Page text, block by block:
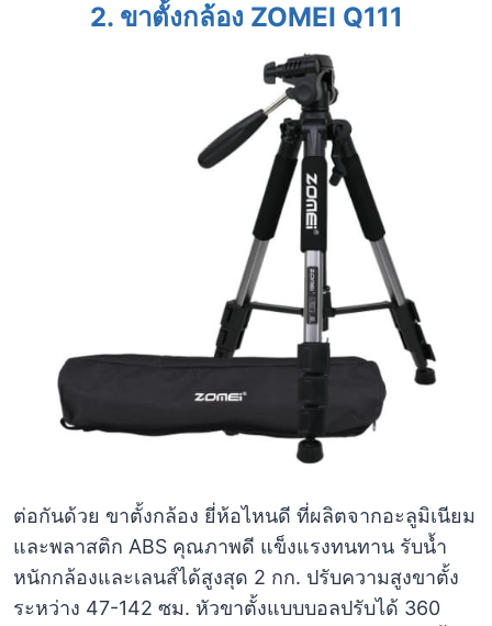
2. ขาตั้งกล้อง ZOMEI Q111
ต่อกันด้วย ขาตั้งกล้อง ยี่ห้อไหนดี ที่ผลิตจากอะลูมิเนียม
และพลาสติก ABS คุณภาพดี แข็งแรงทนทาน รับน้ำ
หนักกล้องและเลนส์ได้สูงสุด 2 กก. ปรับความสูงขาตั้ง
ระหว่าง 47-142 ซม. หัวขาตั้งแบบบอลปรับได้ 360